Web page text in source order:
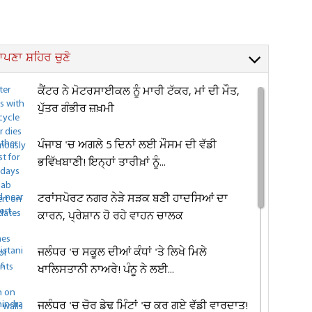
ਸ਼ਹਿਰ ਚੁਣੋ
ਕੈਂਟਰ ਨੇ ਮੋਟਰਸਾਈਕਲ ਨੂੰ ਮਾਰੀ ਟੱਕਰ, ਮਾਂ ਦੀ ਮੌਤ,
ਪੁੱਤਰ ਗੰਭੀਰ ਜ਼ਖ਼ਮੀ
ਪੰਜਾਬ 'ਚ ਅਗਲੇ 5 ਦਿਨਾਂ ਲਈ ਮੌਸਮ ਦੀ ਵੱਡੀ
ਭਵਿੱਖਬਾਣੀ! ਇਨ੍ਹਾਂ ਤਾਰੀਖ਼ਾਂ ਨੂੰ...
ਟਰਾਂਸਪੋਰਟ ਨਗਰ ਨੇੜੇ ਸੜਕ ਬਣੀ ਹਾਦਸਿਆਂ ਦਾ
ਕਾਰਨ, ਪ੍ਰੇਸ਼ਾਨ ਹੋ ਰਹੇ ਵਾਹਨ ਚਾਲਕ
ਜਲੰਧਰ 'ਚ ਸਕੂਲ ਦੀਆਂ ਕੰਧਾਂ 'ਤੇ ਲਿਖੇ ਮਿਲੇ
ਖਾਲਿਸਤਾਨੀ ਨਾਅਰੇ! ਪੰਨੂ ਨੇ ਲਈ...
ਜਲੰਧਰ 'ਚ ਚੋਰ ਡੇਢ ਮਿੰਟਾਂ 'ਚ ਕਰ ਗਏ ਵੱਡੀ ਵਾਰਦਾਤ!